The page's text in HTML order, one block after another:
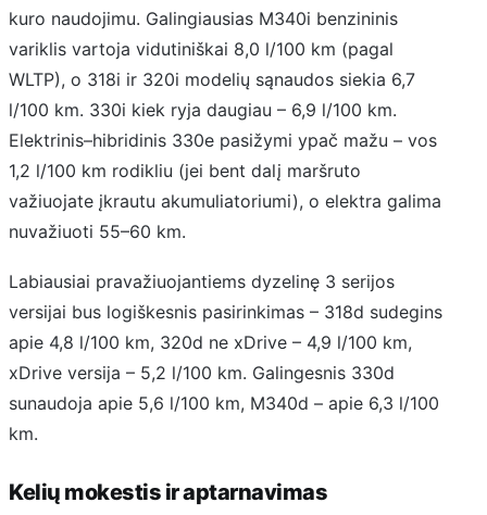
kuro naudojimu. Galingiausias M340i benzininis
variklis vartoja vidutiniškai 8,0 l/100 km (pagal
WLTP), o 318i ir 320i modelių sąnaudos siekia 6,7
l/100 km. 330i kiek ryja daugiau – 6,9 l/100 km.
Elektrinis–hibridinis 330e pasižymi ypač mažu – vos
1,2 l/100 km rodikliu (jei bent dalį maršruto
važiuojate įkrautu akumuliatoriumi), o elektra galima
nuvažiuoti 55–60 km.
Labiausiai pravažiuojantiems dyzelinę 3 serijos
versijai bus logiškesnis pasirinkimas – 318d sudegins
apie 4,8 l/100 km, 320d ne xDrive – 4,9 l/100 km,
xDrive versija – 5,2 l/100 km. Galingesnis 330d
sunaudoja apie 5,6 l/100 km, M340d – apie 6,3 l/100
km.
Kelių mokestis ir aptarnavimas